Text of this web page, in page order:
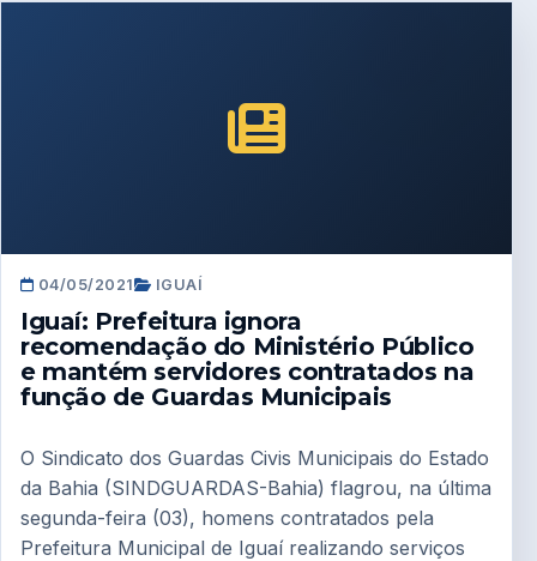
04/05/2021 IGUAÍ
Iguaí: Prefeitura ignora
recomendação do Ministério Público
e mantém servidores contratados na
função de Guardas Municipais
O Sindicato dos Guardas Civis Municipais do Estado
da Bahia (SINDGUARDAS-Bahia) flagrou, na última
segunda-feira (03), homens contratados pela
Prefeitura Municipal de Iguaí realizando serviços